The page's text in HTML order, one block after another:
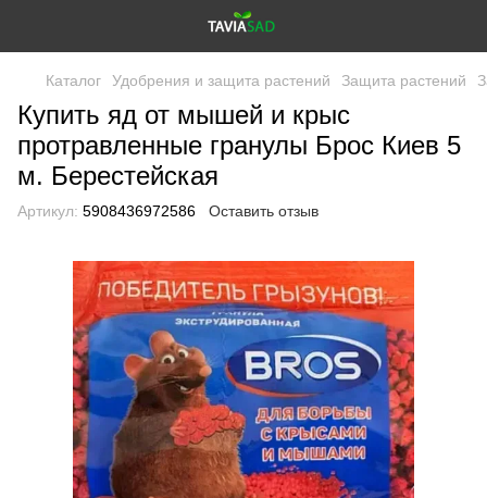
Каталог Удобрения и защита растений Защита растений
Купить яд от мышей и крыс
протравленные гранулы Брос Киев 5
м. Берестейская
Артикул: 5908436972586 Оставить отзыв